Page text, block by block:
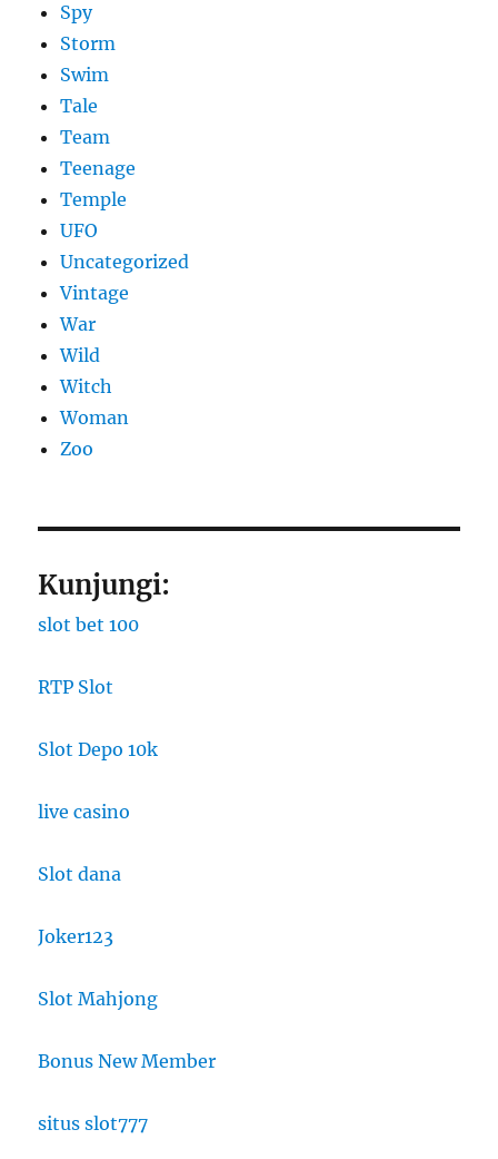
Spy
Storm
Swim
Tale
Team
Teenage
Temple
UFO
Uncategorized
Vintage
War
Wild
Witch
Woman
Zoo
Kunjungi:
slot bet 100
RTP Slot
Slot Depo 10k
live casino
Slot dana
Joker123
Slot Mahjong
Bonus New Member
situs slot777